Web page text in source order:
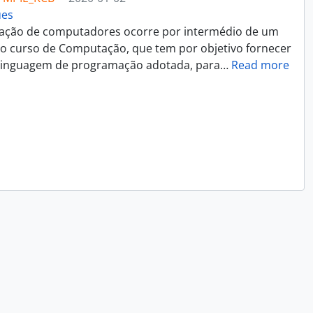
de computadores ocorre por intermédio de um
curso de Computação, que tem por objetivo fornecer
de programação adotada, para… Read more